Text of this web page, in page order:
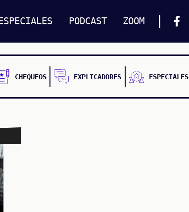
PODCAST ZOOM
CHEQUEOS EXPLICADORES ESPECIALES